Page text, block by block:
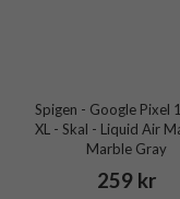
Spigen - Google Pixel
XL - Skal - Liquid Air
Marble Gray
259 kr